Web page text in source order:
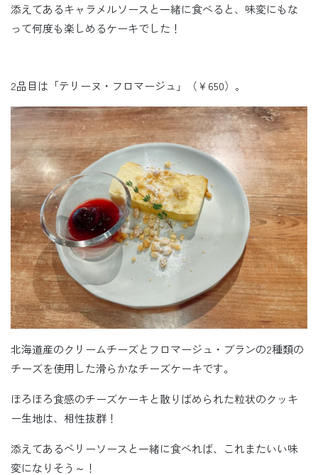
添えてあるキャラメルソースと一緒に食べると、味変にもな
って何度も楽しめるケーキでした！
2品目は「テリーヌ・フロマージュ」（￥650）。
北海道産のクリームチーズとフロマージュ・ブランの2種類の
チーズを使用した滑らかなチーズケーキです。
ほろほろ食感のチーズケーキと散りばめられた粒状のクッキ
ー生地は、相性抜群！
添えてあるベリーソースと一緒に食べれば、これまたいい味
変になりそう～！